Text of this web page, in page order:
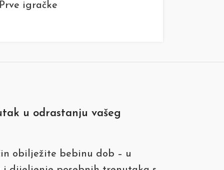
Prve igračke
u odrastanju vašeg
obilježite bebinu dob – u